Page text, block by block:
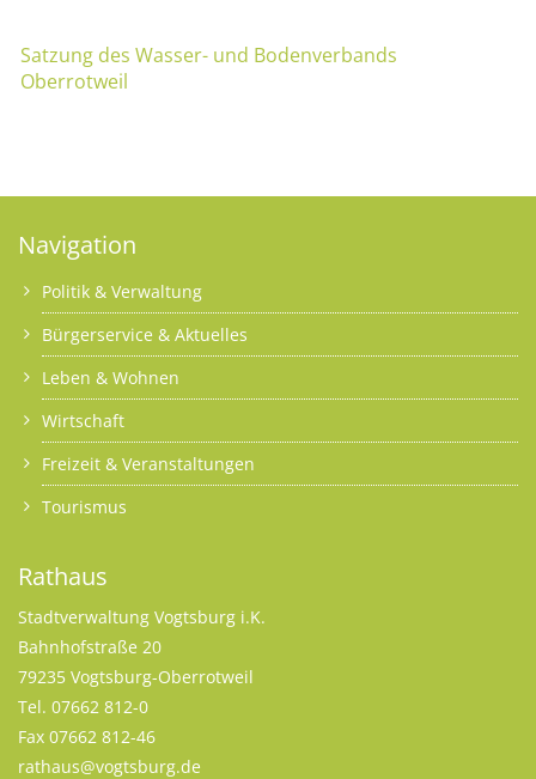
Satzung des Wasser- und Bodenverbands
Oberrotweil
Navigation
Politik & Verwaltung
Bürgerservice & Aktuelles
Leben & Wohnen
Wirtschaft
Freizeit & Veranstaltungen
Tourismus
Rathaus
Stadtverwaltung Vogtsburg i.K.
Bahnhofstraße 20
79235 Vogtsburg-Oberrotweil
Tel. 07662 812-0
Fax 07662 812-46
rathaus@vogtsburg.de